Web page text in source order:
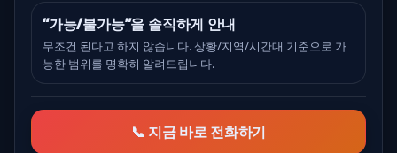
“가능/불가능”을 솔직하게 안내
무조건 된다고 하지 않습니다. 상황/지역/시간대 기준으로 가
능한 범위를 명확히 알려드립니다.
📞 지금 바로 전화하기